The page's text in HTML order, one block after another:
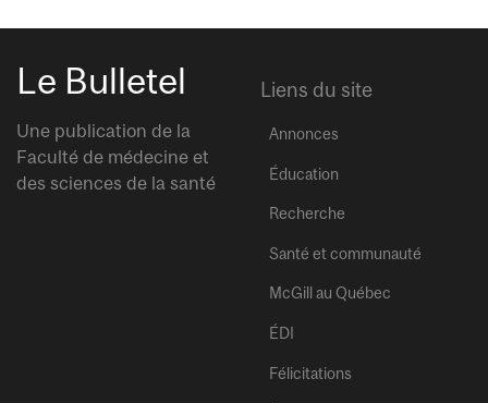
Le Bulletel
Une publication de la
Faculté de médecine et
des sciences de la santé
Liens du site
Annonces
Éducation
Recherche
Santé et communauté
McGill au Québec
ÉDI
Félicitations